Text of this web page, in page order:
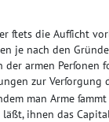
ſtets die Aufſicht
je nach den
der armen Perſonen
zur Verſorgung
man Arme
läßt, ihnen das